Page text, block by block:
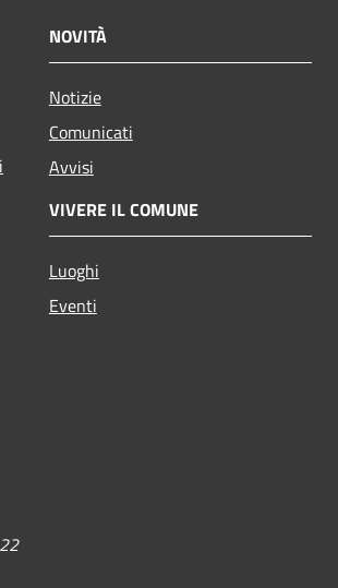
NOVITÀ
Notizie
Comunicati
Avvisi
VIVERE IL COMUNE
Luoghi
Eventi